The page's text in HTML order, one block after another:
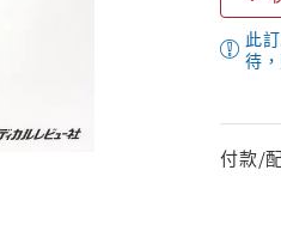
此
待
付款/